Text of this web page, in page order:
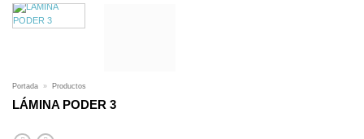
Portada » Productos
LÁMINA PODER 3